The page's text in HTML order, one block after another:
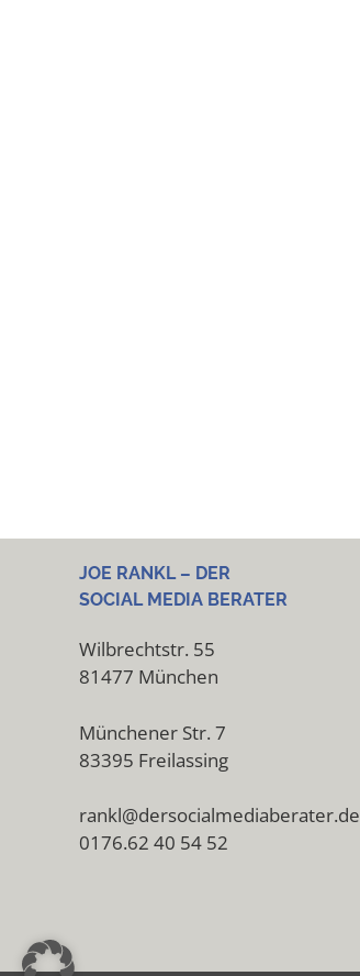
JOE RANKL – DER
SOCIAL MEDIA BERATER
Wilbrechtstr. 55
81477 München
Münchener Str. 7
83395 Freilassing
rankl@dersocialmediaberater.de
0176.62 40 54 52